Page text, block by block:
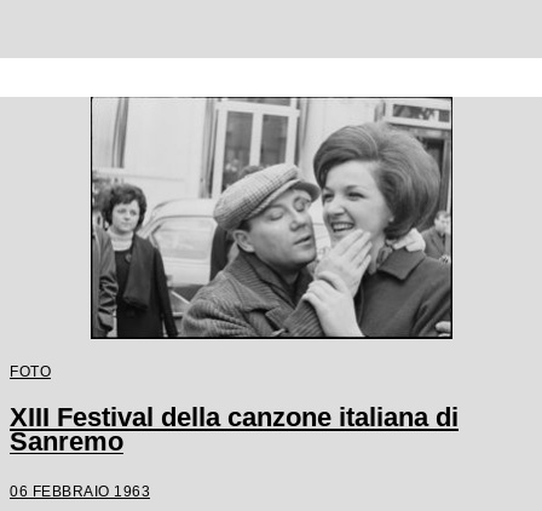
FOTO
XIII Festival della canzone italiana di
Sanremo
06 FEBBRAIO 1963